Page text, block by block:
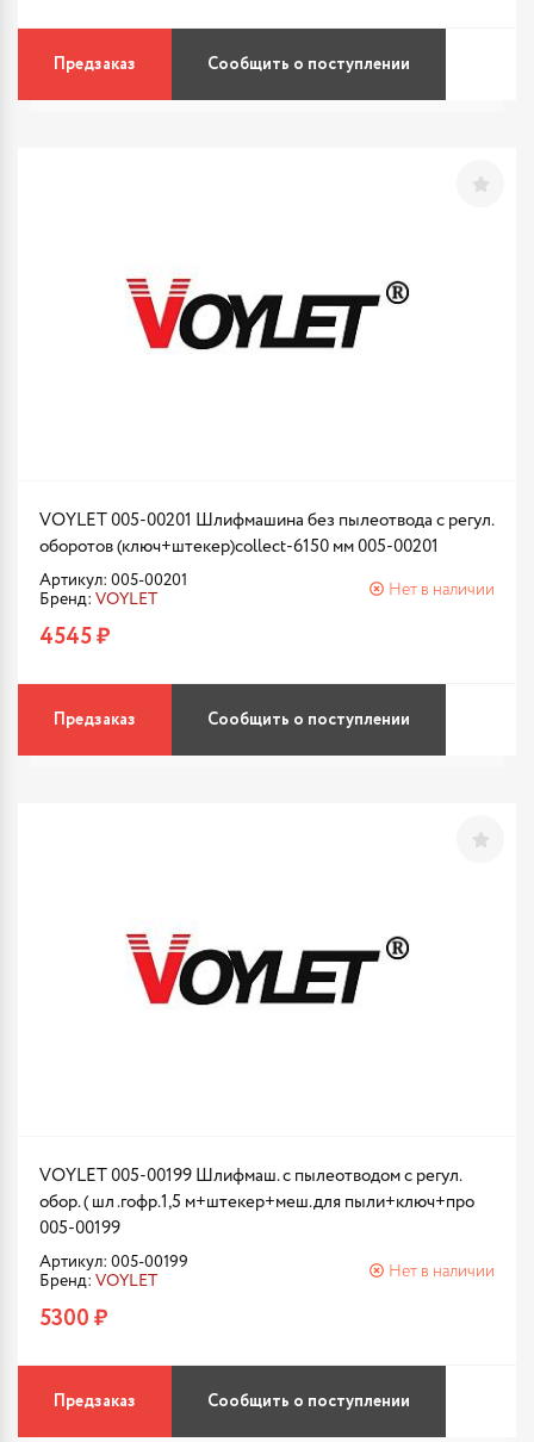
Предзаказ Сообщить о поступлении
VOYLET 005-00201 Шлифмашина без пылеотвода с регул.
оборотов (ключ+штекер)collect-6150 мм 005-00201
Артикул: 005-00201
Бренд: VOYLET
Нет в наличии
4545 ₽
Предзаказ Сообщить о поступлении
VOYLET 005-00199 Шлифмаш. с пылеотводом с регул.
обор. ( шл .гофр.1,5 м+штекер+меш.для пыли+ключ+про
005-00199
Артикул: 005-00199
Бренд: VOYLET
Нет в наличии
5300 ₽
Предзаказ Сообщить о поступлении